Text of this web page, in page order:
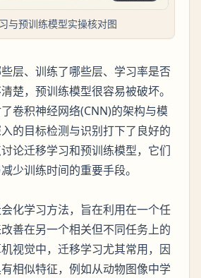
与预训练模型实操核对图
层、训练了哪些层、学习率是否
楚，预训练模型很容易被破坏。
卷积神经网络(CNN)的架构与模
的目标检测与识别打下了良好的
论迁移学习和预训练模型，它们
少训练时间的重要手段。
化学习方法，旨在利用在一个任
善在另一个相关但不同任务上的
视觉中，迁移学习尤其常用，因
相似特征，例如从动物图像中学